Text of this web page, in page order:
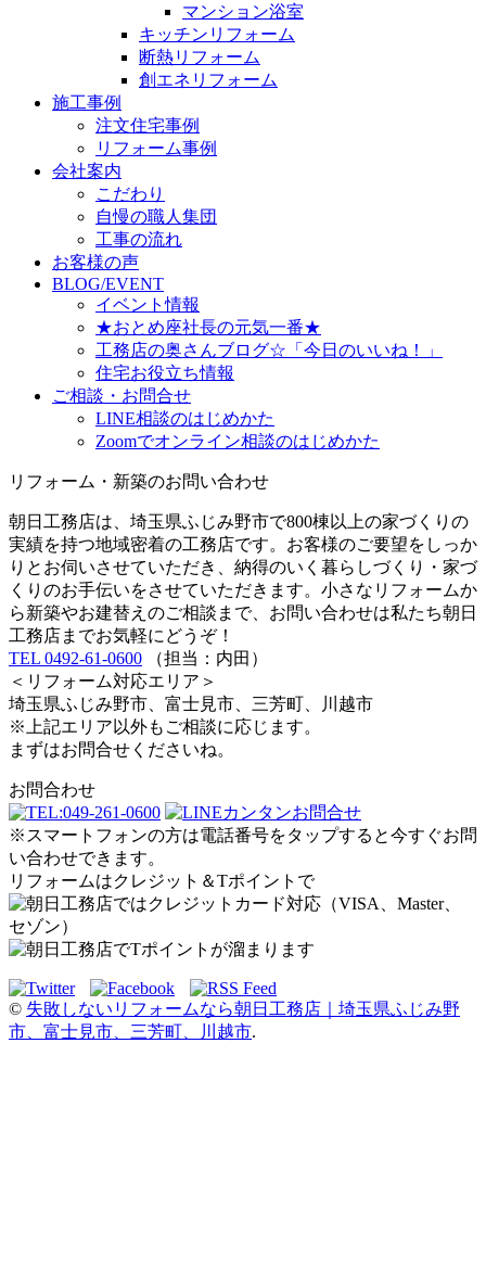
マンション浴室
キッチンリフォーム
断熱リフォーム
創エネリフォーム
施工事例
注文住宅事例
リフォーム事例
会社案内
こだわり
自慢の職人集団
工事の流れ
お客様の声
BLOG/EVENT
イベント情報
★おとめ座社長の元気一番★
工務店の奥さんブログ☆「今日のいいね！」
住宅お役立ち情報
ご相談・お問合せ
LINE相談のはじめかた
Zoomでオンライン相談のはじめかた
リフォーム・新築のお問い合わせ
朝日工務店は、埼玉県ふじみ野市で800棟以上の家づくりの
実績を持つ地域密着の工務店です。お客様のご要望をしっか
りとお伺いさせていただき、納得のいく暮らしづくり・家づ
くりのお手伝いをさせていただきます。小さなリフォームか
ら新築やお建替えのご相談まで、お問い合わせは私たち朝日
工務店までお気軽にどうぞ！
TEL 0492-61-0600 （担当：内田）
＜リフォーム対応エリア＞
埼玉県ふじみ野市、富士見市、三芳町、川越市
※上記エリア以外もご相談に応じます。
まずはお問合せくださいね。
お問合わせ
※スマートフォンの方は電話番号をタップすると今すぐお問
い合わせできます。
リフォームはクレジット＆Tポイントで
© 失敗しないリフォームなら朝日工務店｜埼玉県ふじみ野
市、富士見市、三芳町、川越市.